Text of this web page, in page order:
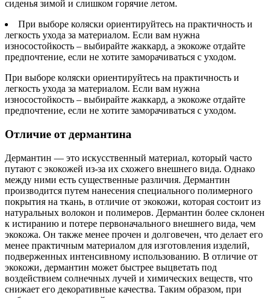
сиденья зимой и слишком горячие летом.
При выборе коляски ориентируйтесь на практичность и
легкость ухода за материалом. Если вам нужна
износостойкость – выбирайте жаккард, а экокоже отдайте
предпочтение, если не хотите заморачиваться с уходом.
При выборе коляски ориентируйтесь на практичность и
легкость ухода за материалом. Если вам нужна
износостойкость – выбирайте жаккард, а экокоже отдайте
предпочтение, если не хотите заморачиваться с уходом.
Отличие от дермантина
Дермантин — это искусственный материал, который часто
путают с экокожей из-за их схожего внешнего вида. Однако
между ними есть существенные различия. Дермантин
производится путем нанесения специального полимерного
покрытия на ткань, в отличие от экокожи, которая состоит из
натуральных волокон и полимеров. Дермантин более склонен
к истиранию и потере первоначального внешнего вида, чем
экокожа. Он также менее прочен и долговечен, что делает его
менее практичным материалом для изготовления изделий,
подверженных интенсивному использованию. В отличие от
экокожи, дермантин может быстрее выцветать под
воздействием солнечных лучей и химических веществ, что
снижает его декоративные качества. Таким образом, при